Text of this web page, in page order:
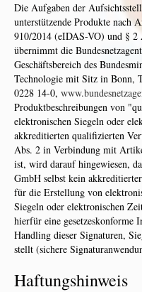
Die Aufgaben der
unterstützende Produkte nach
910/2014 (eIDAS-VO) und § 2
übernimmt die
Geschäftsbereich des
Technologie mit Sitz in Bonn,
0228 14-0,
Produktbeschreibungen von
elektronischen Siegeln oder
akkreditierten qualifizierten
Abs. 2 in Verbindung mit
ist, wird darauf hingewiesen,
GmbH selbst kein
für die Erstellung von
Siegeln oder elektronischen
hierfür eine gesetzeskonforme
Handling dieser Signaturen,
stellt (sichere
Haftungshinweis